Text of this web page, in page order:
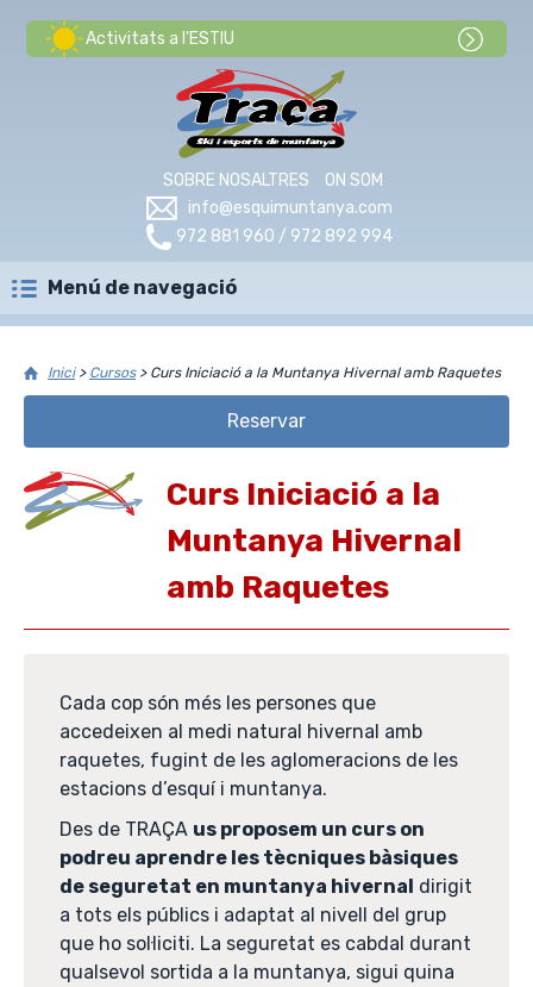
Activitats a l'ESTIU
SOBRE NOSALTRES
ON SOM
info@esquimuntanya.com
972 881 960 / 972 892 994
Menú de navegació
Inici> Cursos> Curs Iniciació a la Muntanya Hivernal amb Raquetes
Reservar
Curs Iniciació a la
Muntanya Hivernal
amb Raquetes
Cada cop són més les persones que
accedeixen al medi natural hivernal amb
raquetes, fugint de les aglomeracions de les
estacions d’esquí i muntanya.
Des de TRAÇA us proposem un curs on
podreu aprendre les tècniques bàsiques
de seguretat en muntanya hivernal dirigit
a tots els públics i adaptat al nivell del grup
que ho sol·liciti. La seguretat es cabdal durant
qualsevol sortida a la muntanya, sigui quina